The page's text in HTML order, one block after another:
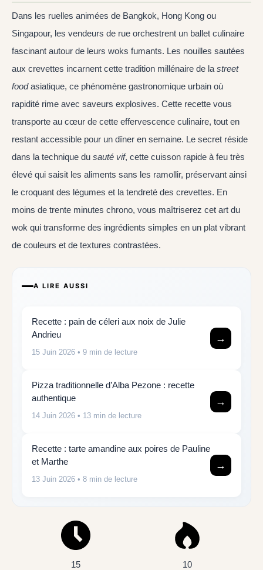
Dans les ruelles animées de Bangkok, Hong Kong ou
Singapour, les vendeurs de rue orchestrent un ballet culinaire
fascinant autour de leurs woks fumants. Les nouilles sautées
aux crevettes incarnent cette tradition millénaire de la street
foodasiatique, ce phénomène gastronomique urbain où
rapidité rime avec saveurs explosives. Cette recette vous
transporte au cœur de cette effervescence culinaire, tout en
restant accessible pour un dîner en semaine. Le secret réside
dans la technique du sauté vif, cette cuisson rapide à feu très
élevé qui saisit les aliments sans les ramollir, préservant ainsi
le croquant des légumes et la tendreté des crevettes. En
moins de trente minutes chrono, vous maîtriserez cet art du
wok qui transforme des ingrédients simples en un plat vibrant
de couleurs et de textures contrastées.
A LIRE AUSSI
Recette : pain de céleri aux noix de Julie
Andrieu
15 Juin 2026 • 9 min de lecture
→
Pizza traditionnelle d’Alba Pezone : recette
authentique
14 Juin 2026 • 13 min de lecture
→
Recette : tarte amandine aux poires de Pauline
et Marthe
13 Juin 2026 • 8 min de lecture
→
15 10